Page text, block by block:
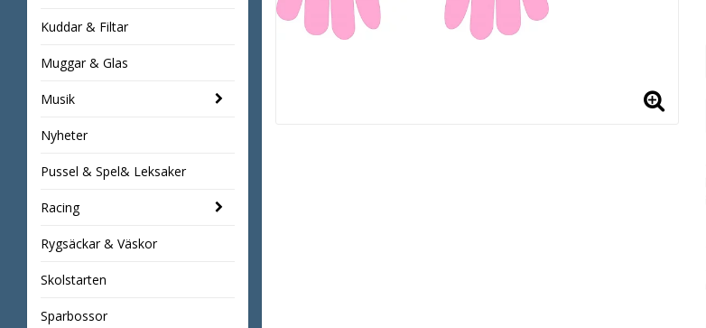
Kuddar & Filtar
Muggar & Glas
Musik
Nyheter
Pussel & Spel& Leksaker
Racing
Rygsäckar & Väskor
Skolstarten
Sparbossor